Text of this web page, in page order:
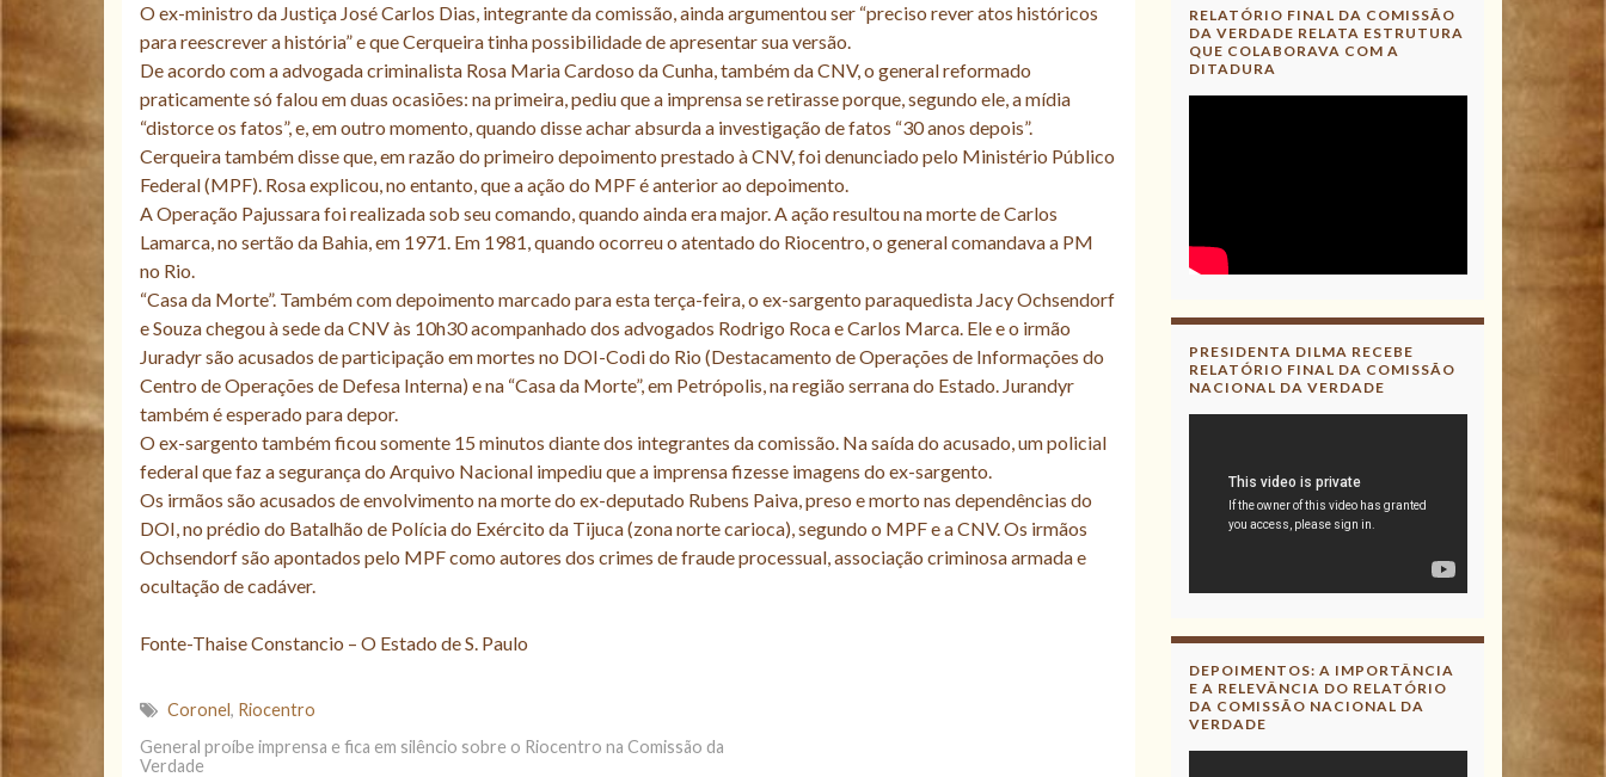
O ex-ministro da Justiça José Carlos Dias, integrante da comissão, ainda argumentou ser “preciso rever atos históricos
para reescrever a história” e que Cerqueira tinha possibilidade de apresentar sua versão.
De acordo com a advogada criminalista Rosa Maria Cardoso da Cunha, também da CNV, o general reformado
praticamente só falou em duas ocasiões: na primeira, pediu que a imprensa se retirasse porque, segundo ele, a mídia
“distorce os fatos”, e, em outro momento, quando disse achar absurda a investigação de fatos “30 anos depois”.
Cerqueira também disse que, em razão do primeiro depoimento prestado à CNV, foi denunciado pelo Ministério Público
Federal (MPF). Rosa explicou, no entanto, que a ação do MPF é anterior ao depoimento.
A Operação Pajussara foi realizada sob seu comando, quando ainda era major. A ação resultou na morte de Carlos
Lamarca, no sertão da Bahia, em 1971. Em 1981, quando ocorreu o atentado do Riocentro, o general comandava a PM
no Rio.
“Casa da Morte”. Também com depoimento marcado para esta terça-feira, o ex-sargento paraquedista Jacy Ochsendorf
e Souza chegou à sede da CNV às 10h30 acompanhado dos advogados Rodrigo Roca e Carlos Marca. Ele e o irmão
Juradyr são acusados de participação em mortes no DOI-Codi do Rio (Destacamento de Operações de Informações do
Centro de Operações de Defesa Interna) e na “Casa da Morte”, em Petrópolis, na região serrana do Estado. Jurandyr
também é esperado para depor.
O ex-sargento também ficou somente 15 minutos diante dos integrantes da comissão. Na saída do acusado, um policial
federal que faz a segurança do Arquivo Nacional impediu que a imprensa fizesse imagens do ex-sargento.
Os irmãos são acusados de envolvimento na morte do ex-deputado Rubens Paiva, preso e morto nas dependências do
DOI, no prédio do Batalhão de Polícia do Exército da Tijuca (zona norte carioca), segundo o MPF e a CNV. Os irmãos
Ochsendorf são apontados pelo MPF como autores dos crimes de fraude processual, associação criminosa armada e
ocultação de cadáver.
Fonte-Thaise Constancio – O Estado de S. Paulo
Coronel, Riocentro
General proíbe imprensa e fica em silêncio sobre o Riocentro na Comissão da
Verdade
RELATÓRIO FINAL DA COMISSÃO
DA VERDADE RELATA ESTRUTURA
QUE COLABORAVA COM A
DITADURA
PRESIDENTA DILMA RECEBE
RELATÓRIO FINAL DA COMISSÃO
NACIONAL DA VERDADE
DEPOIMENTOS: A IMPORTÂNCIA
E A RELEVÂNCIA DO RELATÓRIO
DA COMISSÃO NACIONAL DA
VERDADE